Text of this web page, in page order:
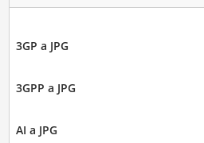
3GP a JPG
3GPP a JPG
AI a JPG